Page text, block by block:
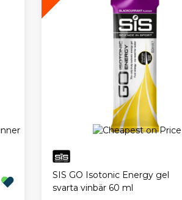
SIS GO Isotonic Energy gel
svarta vinbär 60 ml